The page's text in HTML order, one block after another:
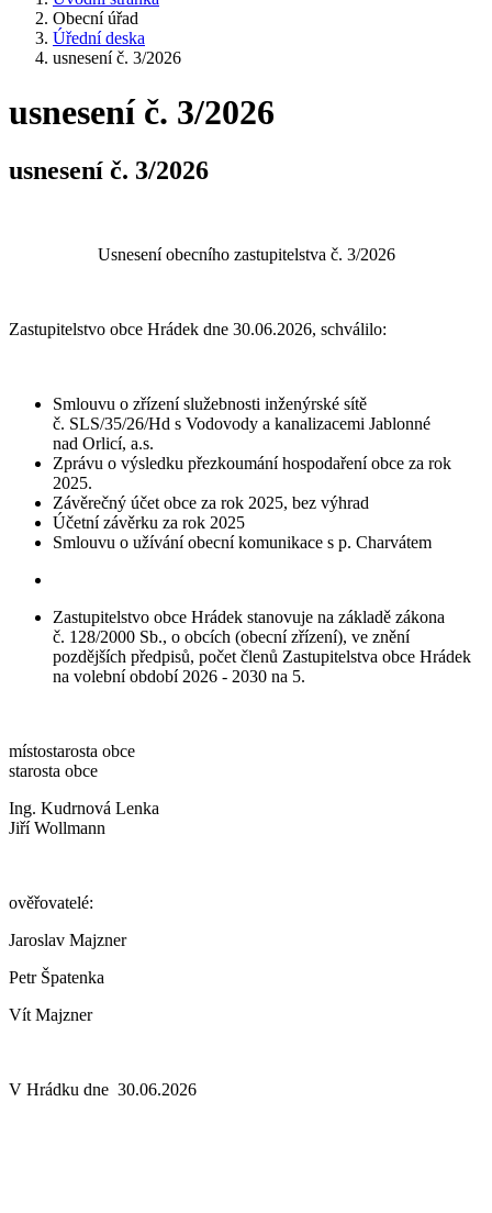
Obecní úřad
Úřední deska
usnesení č. 3/2026
usnesení č. 3/2026
usnesení č. 3/2026
Usnesení obecního zastupitelstva č. 3/2026
Zastupitelstvo obce Hrádek dne 30.06.2026, schválilo:
Smlouvu o zřízení služebnosti inženýrské sítě
č. SLS/35/26/Hd s Vodovody a kanalizacemi Jablonné
nad Orlicí, a.s.
Zprávu o výsledku přezkoumání hospodaření obce za rok
2025.
Závěrečný účet obce za rok 2025, bez výhrad
Účetní závěrku za rok 2025
Smlouvu o užívání obecní komunikace s p. Charvátem
Zastupitelstvo obce Hrádek stanovuje na základě zákona
č. 128/2000 Sb., o obcích (obecní zřízení), ve znění
pozdějších předpisů, počet členů Zastupitelstva obce Hrádek
na volební období 2026 - 2030 na 5.
místostarosta obce
starosta obce
Ing. Kudrnová Lenka
Jiří Wollmann
ověřovatelé:
Jaroslav Majzner
Petr Špatenka
Vít Majzner
V Hrádku dne 30.06.2026